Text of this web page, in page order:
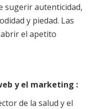
sugerir autenticidad,
y piedad. Las
el apetito
y el marketing :
de la salud y el